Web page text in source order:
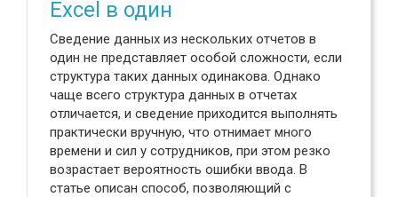
Excel в один
Сведение данных из нескольких отчетов в
один не представляет особой сложности, если
структура таких данных одинакова. Однако
чаще всего структура данных в отчетах
отличается, и сведение приходится выполнять
практически вручную, что отнимает много
времени и сил у сотрудников, при этом резко
возрастает вероятность ошибки ввода. В
статье описан способ, позволяющий с